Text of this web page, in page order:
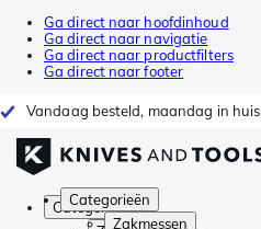
Ga direct naar hoofdinhoud
Ga direct naar navigatie
Ga direct naar productfilters
Ga direct naar footer
Vandaag besteld, maandag in huis
Categorieën
Zakmessen
Categorieën